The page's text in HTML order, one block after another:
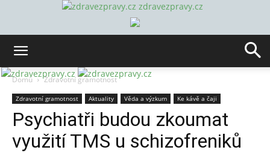
zdravezpravy.cz
Domů Zdravotní gramotnost
Zdravotní gramotnost Aktuality Věda a výzkum Ke kávě a čaji
Psychiatři budou zkoumat
využití TMS u schizofreniků